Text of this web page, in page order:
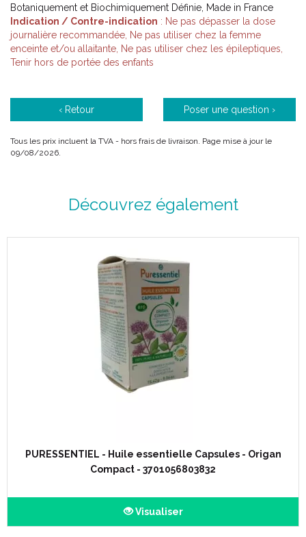
Botaniquement et Biochimiquement Définie, Made in France
Indication / Contre-indication : Ne pas dépasser la dose
journalière recommandée, Ne pas utiliser chez la femme
enceinte et/ou allaitante, Ne pas utiliser chez les épileptiques,
Tenir hors de portée des enfants
‹ Retour Poser une question ›
Tous les prix incluent la TVA - hors frais de livraison. Page mise à jour le
09/08/2026.
Découvrez également
PURESSENTIEL - Huile essentielle Capsules - Origan
Compact - 3701056803832
Visualiser